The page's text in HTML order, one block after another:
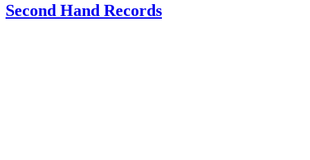
Second Hand Records